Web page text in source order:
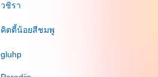
วชิรา
คิตตี้น้อยสีชมพู
gluhp